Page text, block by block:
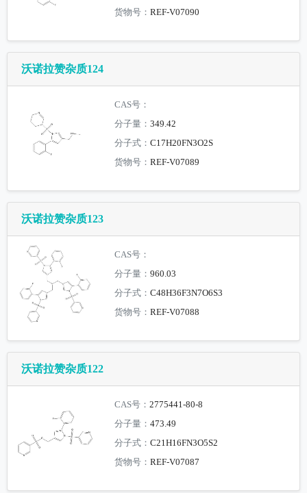
货物号：REF-V07090
沃诺拉赞杂质124
CAS号：
分子量：349.42
分子式：C17H20FN3O2S
货物号：REF-V07089
沃诺拉赞杂质123
CAS号：
分子量：960.03
分子式：C48H36F3N7O6S3
货物号：REF-V07088
沃诺拉赞杂质122
CAS号：2775441-80-8
分子量：473.49
分子式：C21H16FN3O5S2
货物号：REF-V07087